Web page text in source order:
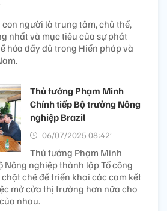
người là trung tâm, chủ thể,
nhất và mục tiêu của sự phát
hóa đầy đủ trong Hiến pháp và
Thủ tướng Phạm Minh
Chính tiếp Bộ trưởng Nông
nghiệp Brazil
06/07/2025 08:42’
Thủ tướng Phạm Minh
Nông nghiệp thành lập Tổ công
chẽ để triển khai các cam kết
mở cửa thị trường hơn nữa cho
nhau.